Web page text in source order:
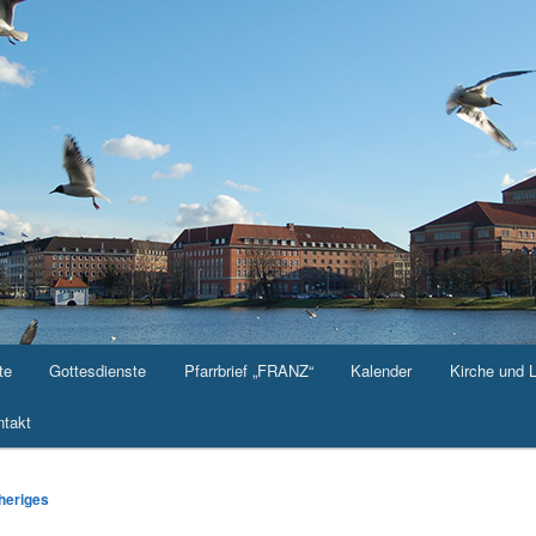
Gottesdienste Pfarrbrief „FRANZ“ Kalender Kirche und